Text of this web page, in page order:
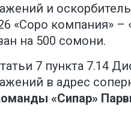
и
«Соро компания» –
на 500 сомони.
7 пункта 7.14
в адрес
«Сипар»